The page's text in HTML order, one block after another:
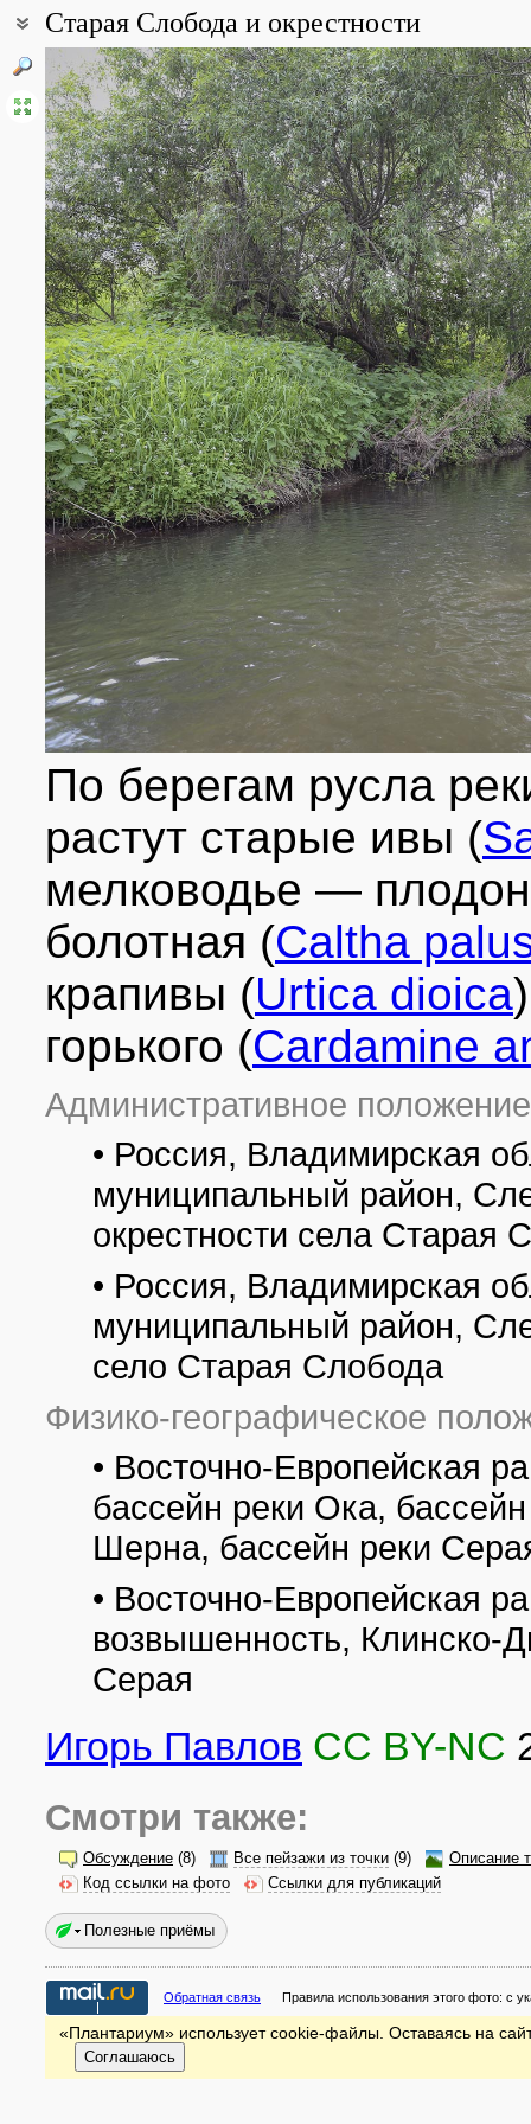
Старая Слобода и окрестности
Координаты:
56° 26′ 03.98″ с.ш., 38° 46′ 57.07″ в.д. (смотреть на картахGoogle
Все фотографии(9) Фото растений и лишайников(132)
По берегам русла
растут старые ивы (
мелководье —
болотная (Caltha
крапивы (Urtica dioica
горького (Cardamine
Административное
• Россия, Владимирская
муниципальный район,
окрестности села Старая
• Россия, Владимирская
муниципальный район,
село Старая Слобода
Физико-географическое
• Восточно-Европейская
бассейн реки Ока,
Шерна, бассейн реки
• Восточно-Европейская
возвышенность, Клинско-
Серая
Игорь Павлов CC BY-NC
Смотри также:
Обсуждение (8) Все пейзажи из точки (9)
Описание
Код ссылки на фото
Ссылки для публикаций
Полезные приёмы
Обратная связь Правила использования этого фото: с
«Плантариум» использует cookie-файлы. Оставаясь на
Соглашаюсь